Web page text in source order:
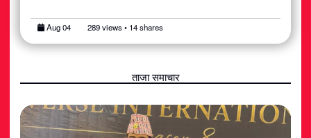
Aug 04 289 views • 14 shares
ताजा समाचार